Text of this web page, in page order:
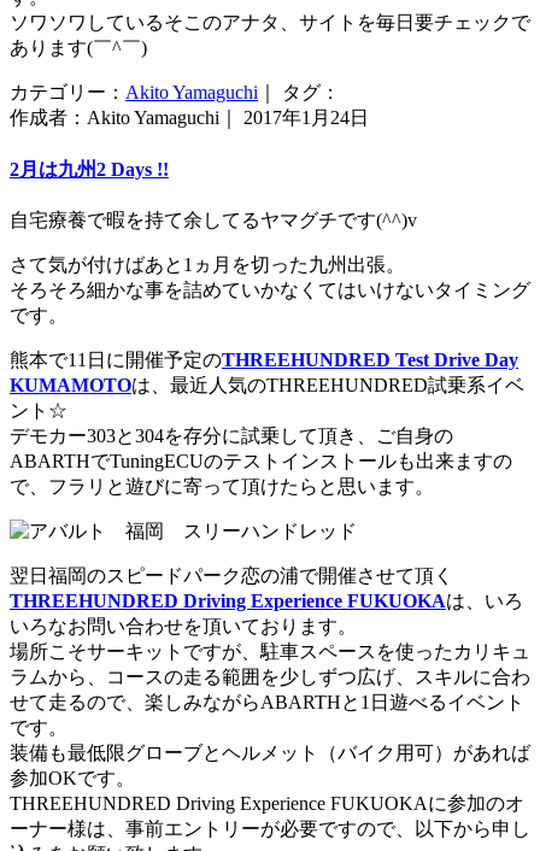
ソワソワしているそこのアナタ、サイトを毎日要チェックで
あります(￣^￣)ゞ
カテゴリー： Akito Yamaguchi ｜ タグ：
作成者：Akito Yamaguchi｜ 2017年1月24日
2月は九州2 Days !!
自宅療養で暇を持て余してるヤマグチです(^^)v
さて気が付けばあと1ヵ月を切った九州出張。
そろそろ細かな事を詰めていかなくてはいけないタイミング
です。
熊本で11日に開催予定のTHREEHUNDRED Test Drive Day
KUMAMOTOは、最近人気のTHREEHUNDRED試乗系イベ
ント☆
デモカー303と304を存分に試乗して頂き、ご自身の
ABARTHでTuningECUのテストインストールも出来ますの
で、フラリと遊びに寄って頂けたらと思います。
翌日福岡のスピードパーク恋の浦で開催させて頂く
THREEHUNDRED Driving Experience FUKUOKAは、いろ
いろなお問い合わせを頂いております。
場所こそサーキットですが、駐車スペースを使ったカリキュ
ラムから、コースの走る範囲を少しずつ広げ、スキルに合わ
せて走るので、楽しみながらABARTHと1日遊べるイベント
です。
装備も最低限グローブとヘルメット（バイク用可）があれば
参加OKです。
THREEHUNDRED Driving Experience FUKUOKAに参加のオ
ーナー様は、事前エントリーが必要ですので、以下から申し